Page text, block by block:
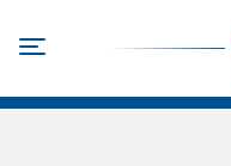
principal